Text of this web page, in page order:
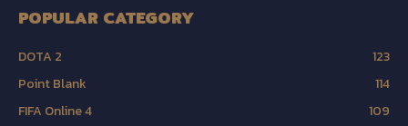
POPULAR CATEGORY
DOTA 2
123
Point Blank
114
FIFA Online 4
109